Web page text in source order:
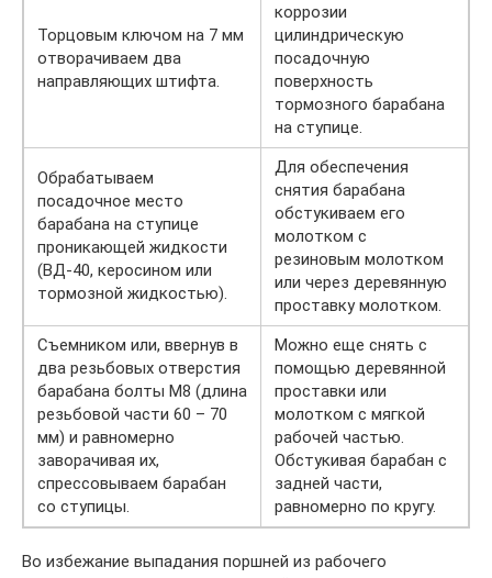
Торцовым ключом на 7 мм
отворачиваем два
направляющих штифта.
коррозии
цилиндрическую
посадочную
поверхность
тормозного барабана
на ступице.
Обрабатываем
посадочное место
барабана на ступице
проникающей жидкости
(ВД-40, керосином или
тормозной жидкостью).
Для обеспечения
снятия барабана
обстукиваем его
молотком с
резиновым молотком
или через деревянную
проставку молотком.
Съемником или, ввернув в
два резьбовых отверстия
барабана болты М8 (длина
резьбовой части 60 – 70
мм) и равномерно
заворачивая их,
спрессовываем барабан
со ступицы.
Можно еще снять с
помощью деревянной
проставки или
молотком с мягкой
рабочей частью.
Обстукивая барабан с
задней части,
равномерно по кругу.
Во избежание выпадания поршней из рабочего